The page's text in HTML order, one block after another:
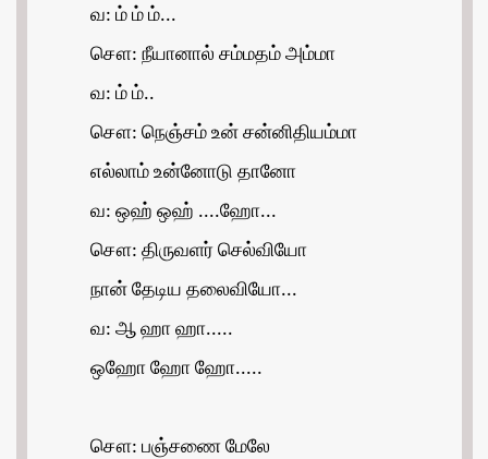
வ: ம் ம் ம்...
சௌ: நீயானால் சம்மதம் அம்மா
வ: ம் ம்..
சௌ: நெஞ்சம் உன் சன்னிதியம்மா
எல்லாம் உன்னோடு தானோ
வ: ஒஹ் ஒஹ் ....ஹோ...
சௌ: திருவளர் செல்வியோ
நான் தேடிய தலைவியோ...
வ: ஆ ஹா ஹா.....
ஒஹோ ஹோ ஹோ.....
சௌ: பஞ்சணை மேலே